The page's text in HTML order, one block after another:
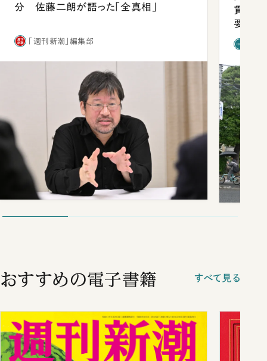
分 佐藤二朗が語った「全真相」
「週刊新潮」編集部
貫校へ
要だっ
おすすめの電子書籍 すべて見る